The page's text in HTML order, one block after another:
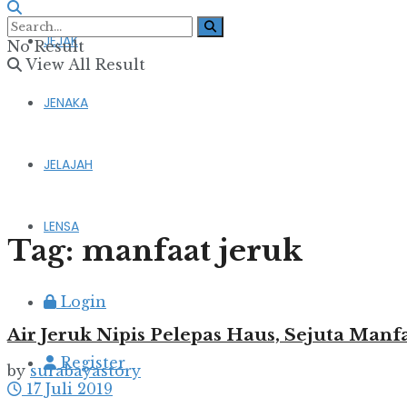
JEJAK
JENAKA
JELAJAH
LENSA
Login
Register
No Result
View All Result
Tag: manfaat jeruk
Air Jeruk Nipis Pelepas Haus, Sejuta
by surabayastory
17 Juli 2019